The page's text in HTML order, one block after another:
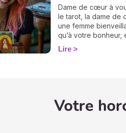
possibilité de faire
Dame de cœur à
le tarot, la dame de
une femme
qu’à votre bonheur,
mettre en garde ou
les meilleures
Lire
Votre